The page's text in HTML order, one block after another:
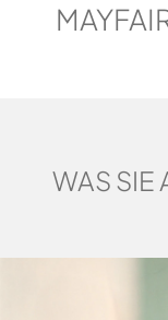
WAS SIE